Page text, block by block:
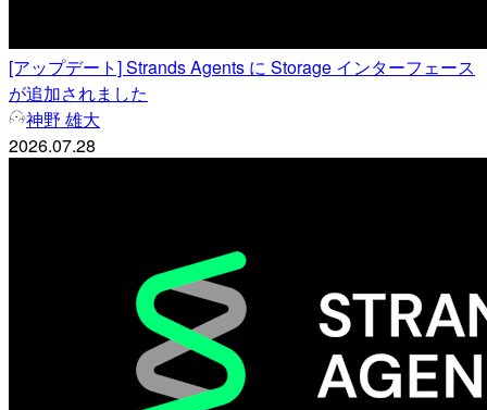
[アップデート] Strands Agents に Storage インターフェース
が追加されました
神野 雄大
2026.07.28